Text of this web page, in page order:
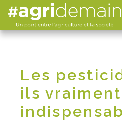
Les
ils vraiment